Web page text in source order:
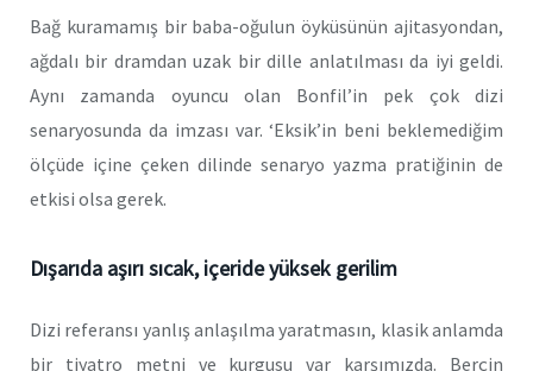
Bağ kuramamış bir baba-oğulun öyküsünün ajitasyondan,
ağdalı bir dramdan uzak bir dille anlatılması da iyi geldi.
Aynı zamanda oyuncu olan Bonfil’in pek çok dizi
senaryosunda da imzası var. ‘Eksik’in beni beklemediğim
ölçüde içine çeken dilinde senaryo yazma pratiğinin de
etkisi olsa gerek.
Dışarıda aşırı sıcak, içeride yüksek gerilim
Dizi referansı yanlış anlaşılma yaratmasın, klasik anlamda
bir tiyatro metni ve kurgusu var karşımızda. Berçin